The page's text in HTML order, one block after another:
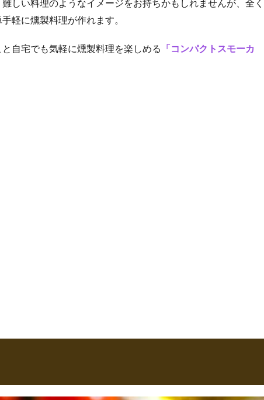
しい料理のようなイメージをお持ちかもしれませんが、全く
軽に燻製料理が作れます。
自宅でも気軽に燻製料理を楽しめる
「コンパクトスモーカ